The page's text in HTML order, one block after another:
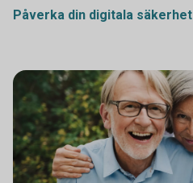
Påverka din digitala säkerhet